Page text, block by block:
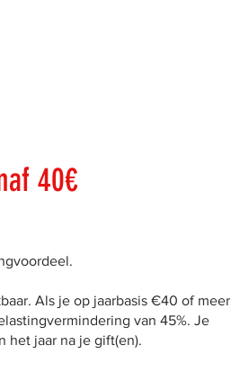
40€
Als je op jaarbasis €40 of meer
van 45%. Je
het jaar na je gift(en).